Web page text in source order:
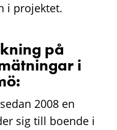
i projektet.
på
i
2008 en
sig till boende i